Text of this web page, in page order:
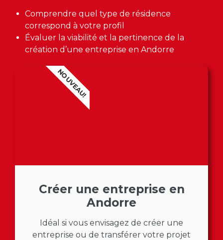
Comprendre quel type de résidence
correspond à votre profil
Évaluer la viabilité et la pertinence de la
création d’une entreprise en Andorre
Créer une entreprise en
Andorre
Idéal si vous envisagez de créer une
entreprise ou de transférer votre projet
NOUVEAU!